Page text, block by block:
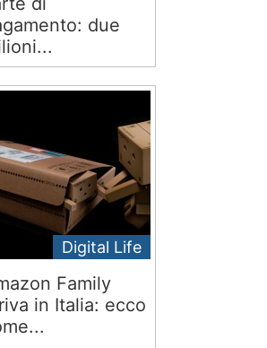
due
Digital Life
Family
in Italia: ecco